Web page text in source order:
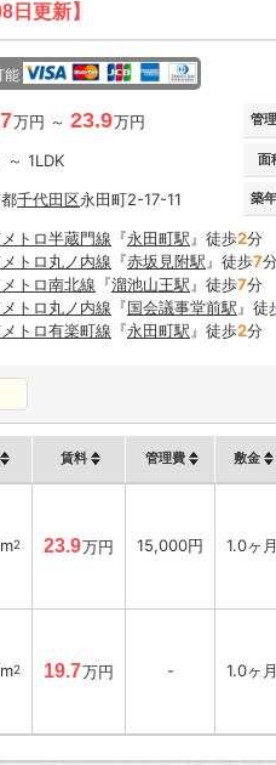
日更新】
能
万円 ～ 23.9万円 管
～ 1LDK 面
千代田区永田町2-17-11 築
トロ半蔵門線 『永田町駅 』徒歩2分
トロ丸ノ内線 『赤坂見附駅 』徒歩7分
トロ南北線 『溜池山王駅 』徒歩7分
トロ丸ノ内線 『国会議事堂前駅 』徒
トロ有楽町線 『永田町駅 』徒歩2分
賃料 管理費 敷金
2 23.9万円 15,000円 1.0ヶ月
2 19.7万円 - 1.0ヶ月